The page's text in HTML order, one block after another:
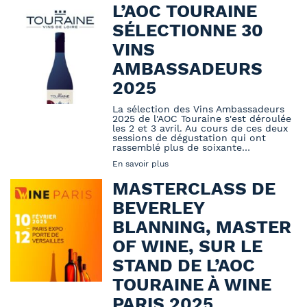
L’AOC TOURAINE
SÉLECTIONNE 30
VINS
AMBASSADEURS
2025
La sélection des Vins Ambassadeurs
2025 de l'AOC Touraine s'est déroulée
les 2 et 3 avril. Au cours de ces deux
sessions de dégustation qui ont
rassemblé plus de soixante…
En savoir plus
MASTERCLASS DE
BEVERLEY
BLANNING, MASTER
OF WINE, SUR LE
STAND DE L’AOC
TOURAINE À WINE